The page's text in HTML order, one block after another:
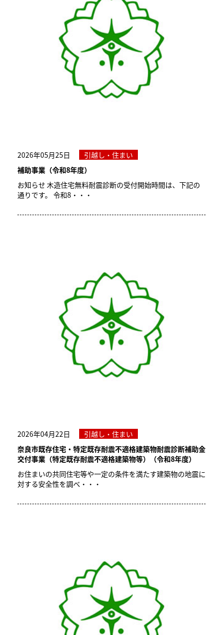
2026年05月25日
引越し・住まい
補助事業（令和8年度）
お知らせ 木造住宅無料耐震診断の受付開始時間は、下記の
通りです。 令和8・・・
2026年04月22日
引越し・住まい
奈良市既存住宅・特定既存耐震不適格建築物耐震診断補助金
交付事業（特定既存耐震不適格建築物等）（令和8年度）
お住まいの共同住宅等や一定の条件を満たす建築物の地震に
対する安全性を調べ・・・